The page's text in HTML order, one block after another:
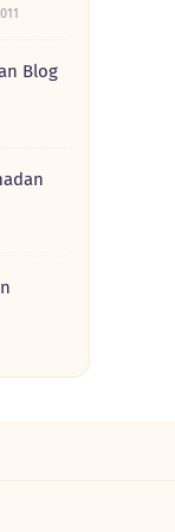
Blog